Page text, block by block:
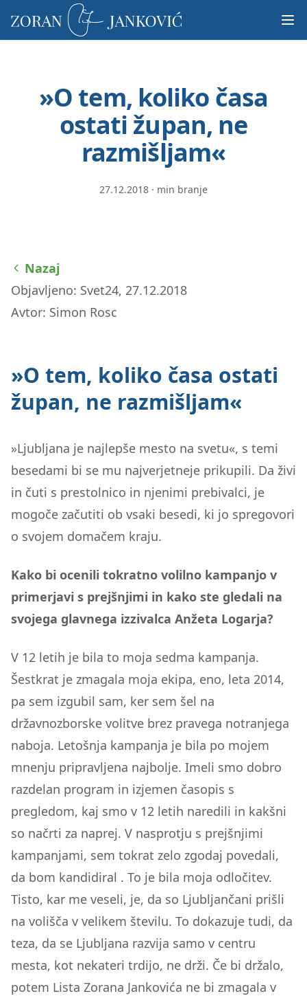
upoštevajte:
To
vključuje
dostopnosti.
»O tem, koliko časa
ostati župan, ne
razmišljam«
27.12.2018 · min branje
Nazaj
Objavljeno: Svet24, 27.12.2018
Avtor: Simon Rosc
»O tem, koliko časa ostati
župan, ne razmišljam«
»Ljubljana je najlepše mesto na svetu«, s temi
besedami bi se mu najverjetneje prikupili. Da živi
in čuti s prestolnico in njenimi prebivalci, je
mogoče začutiti ob vsaki besedi, ki jo spregovori
o svojem domačem kraju.
Kako bi ocenili tokratno volilno kampanjo v
primerjavi s prejšnjimi in kako ste gledali na
svojega glavnega izzivalca Anžeta Logarja?
V 12 letih je bila to moja sedma kampanja.
Šestkrat je zmagala moja ekipa, eno, leta 2014,
pa sem izgubil sam, ker sem šel na
državnozborske volitve brez pravega notranjega
naboja. Letošnja kampanja je bila po mojem
mnenju pripravljena najbolje. Imeli smo dobro
razdelan program in izjemen časopis s
pregledom, kaj smo v 12 letih naredili in kakšni
so načrti za naprej. V nasprotju s prejšnjimi
kampanjami, sem tokrat zelo zgodaj povedali,
da bom kandidiral . To je bila moja odločitev.
Tisto, kar me veseli, je, da so Ljubljančani prišli
na volišča v velikem številu. To dokazuje tudi, da
teza, da se Ljubljana razvija samo v centru
mesta, kot nekateri trdijo, ne drži. Če bi držalo,
potem Lista Zorana Jankovića ne bi zmagala v